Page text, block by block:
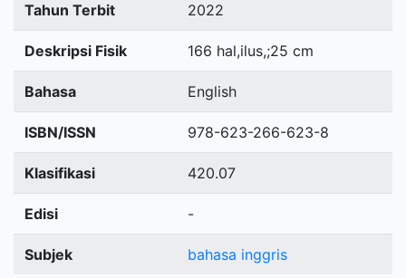
Tahun Terbit 2022
Deskripsi Fisik 166 hal,ilus,;25 cm
Bahasa English
ISBN/ISSN 978-623-266-623-8
Klasifikasi 420.07
Edisi -
Subjek bahasa inggris